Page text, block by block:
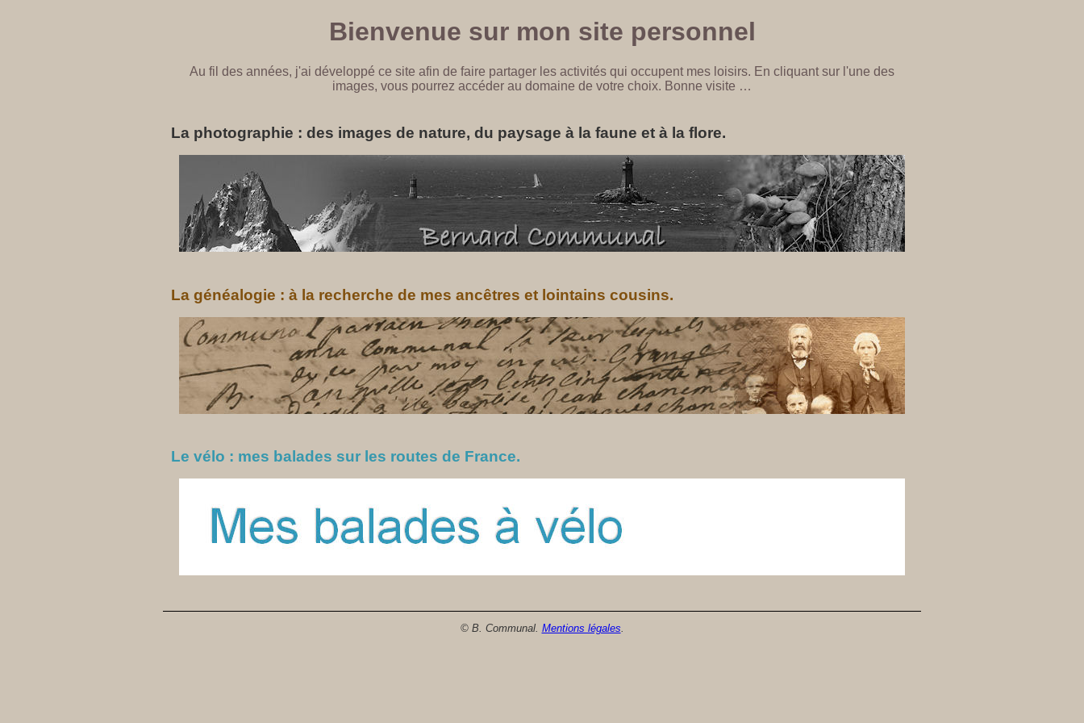
Bienvenue sur mon site personnel
Au fil des années, j'ai développé ce site afin de faire partager les activités qui occupent mes loisirs. En cliquant sur l'une des
images, vous pourrez accéder au domaine de votre choix. Bonne visite …
La photographie : des images de nature, du paysage à la faune et à la flore.
La généalogie : à la recherche de mes ancêtres et lointains cousins.
Le vélo : mes balades sur les routes de France.
© B. Communal. Mentions légales